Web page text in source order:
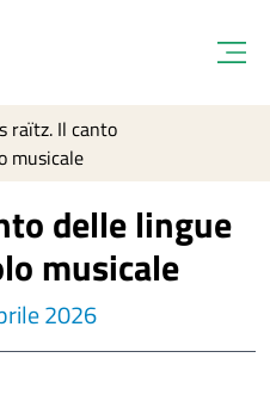
raïtz. Il canto
musicale
delle lingue
musicale
2026